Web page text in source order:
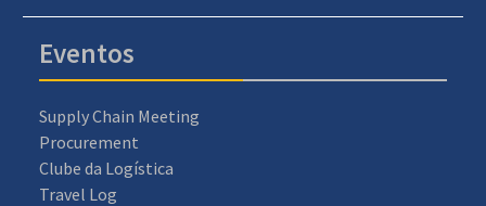
Eventos
Supply Chain Meeting
Procurement
Clube da Logística
Travel Log